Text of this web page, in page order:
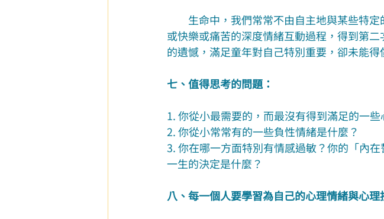
生命中，我們常常不由自主地與某些特定
或快樂或痛苦的深度情緒互動過程，得到第
的遺憾，滿足童年對自己特別重要，卻未能得
七、值得思考的問題：
1. 你從小最需要的，而最沒有得到滿足的一些
2. 你從小常常有的一些負性情緒是什麼？
3. 你在哪一方面特別有情感過敏？你的「內
一生的決定是什麼？
八、每一個人要學習為自己的心理情緒與心理